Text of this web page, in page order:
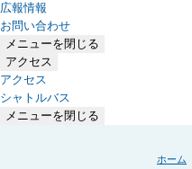
広報情報
お問い合わせ
メニューを閉じる
アクセス
アクセス
シャトルバス
メニューを閉じる
ホーム